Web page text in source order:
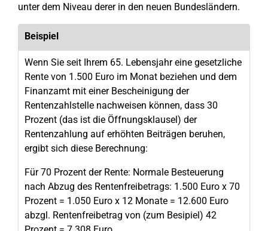
unter dem Niveau derer in den neuen Bundesländern.
Beispiel
Wenn Sie seit Ihrem 65. Lebensjahr eine gesetzliche
Rente von 1.500 Euro im Monat beziehen und dem
Finanzamt mit einer Bescheinigung der
Rentenzahlstelle nachweisen können, dass 30
Prozent (das ist die Öffnungsklausel) der
Rentenzahlung auf erhöhten Beiträgen beruhen,
ergibt sich diese Berechnung:
Für 70 Prozent der Rente: Normale Besteuerung
nach Abzug des Rentenfreibetrags: 1.500 Euro x 70
Prozent = 1.050 Euro x 12 Monate = 12.600 Euro
abzgl. Rentenfreibetrag von (zum Besipiel) 42